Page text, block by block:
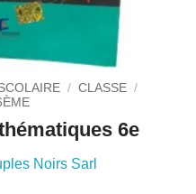
/ CLASSE /
6e
Noirs Sarl